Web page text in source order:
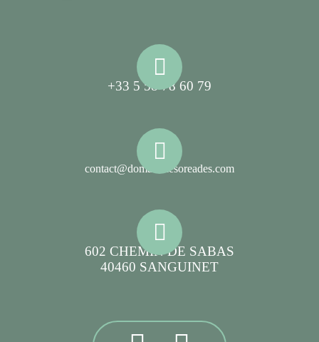
+33 5 58 78 60 79
contact@domainelesoreades.com
602 CHEMIN DE SABAS
40460 SANGUINET